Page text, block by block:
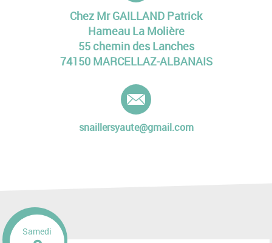
Chez Mr GAILLAND Patrick
Hameau La Molière
55 chemin des Lanches
74150 MARCELLAZ-ALBANAIS
snaillersyaute@gmail.com
Samedi